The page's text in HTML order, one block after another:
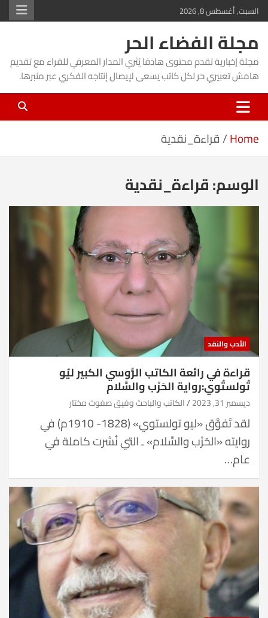
Skip
to
content
السبت, أغسطس 8, 2026
مجلة الفضاء الحر
مجلة إخبارية تقدم محتوى هادفا يُثري المدار المعرفي للقراء مع تقديم
هامش تعبيري حر لكل كاتب يسعى لإيصال إنتاجه الفكري عبر منبرها.
Home قراءة_نقدية
الوسم:قراءة_نقدية
الأدب والنقد
قراءة في رائعة الكاتب الرُّوسي الكبير ليُو
تُولستُوي:رواية الحَرْب والسَّلام
ديسمبر 31, 2023 الكاتب والباحث وفيق صفوت مختار
لقد تَفوَّق «ليو تولستوي» (1828- 1910م) في
روايته «الحَرْب والسَّلام» ـ التي نُشرت كاملة في
عام…